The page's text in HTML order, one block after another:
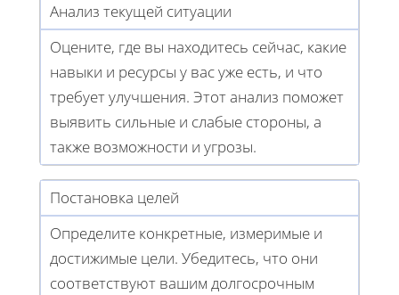
Анализ текущей ситуации
Оцените, где вы находитесь сейчас, какие
навыки и ресурсы у вас уже есть, и что
требует улучшения. Этот анализ поможет
выявить сильные и слабые стороны, а
также возможности и угрозы.
Постановка целей
Определите конкретные, измеримые и
достижимые цели. Убедитесь, что они
соответствуют вашим долгосрочным